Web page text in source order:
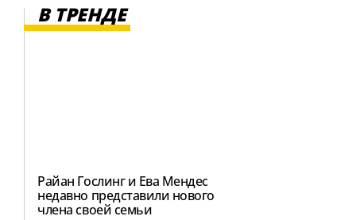
В ТРЕНДЕ
Райан Гослинг и Ева Мендес
недавно представили нового
члена своей семьи